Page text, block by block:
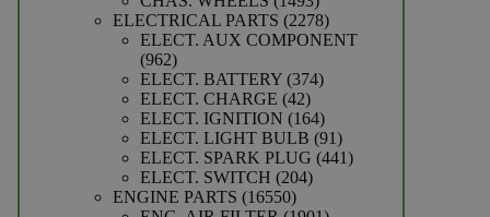
producten
ELECTRICAL PARTS 22782278
producten
ELECT. AUX COMPONENT
962962
producten
ELECT. BATTERY 374374
ELECT. CHARGE 4242
producten
ELECT. IGNITION 164164
producten
ELECT. LIGHT BULB 9191
producten
ELECT. SPARK PLUG 441441
ELECT. SWITCH 204204
ENGINE PARTS 1655016550